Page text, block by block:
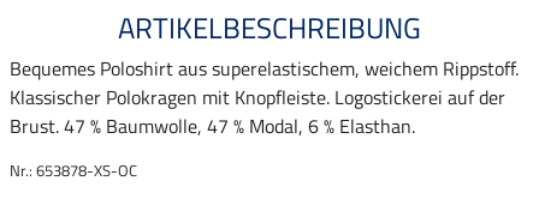
ARTIKELBESCHREIBUNG
Bequemes Poloshirt aus superelastischem, weichem Rippstoff.
Klassischer Polokragen mit Knopfleiste. Logostickerei auf der
Brust. 47 % Baumwolle, 47 % Modal, 6 % Elasthan.
Nr.: 653878-XS-OC